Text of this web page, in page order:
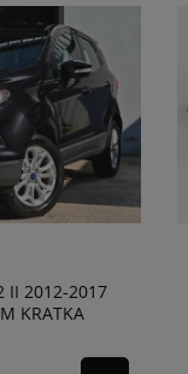
II 2012-2017
KRATKA